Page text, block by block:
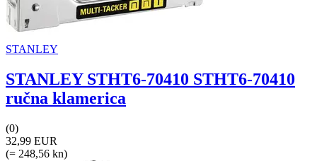
STANLEY
STANLEY STHT6-70410 STHT6-70410
ručna klamerica
(0)
32,99 EUR
(= 248,56 kn)